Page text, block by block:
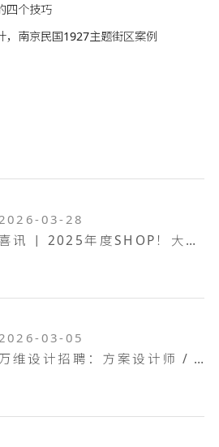
四个技巧
，南京民国1927主题街区案例
2026-03-28
喜讯 | 2025年度SHOP！大奖赛，万维设计斩获一金两银！
2026-03-05
万维设计招聘：方案设计师 / 方案设计助理...